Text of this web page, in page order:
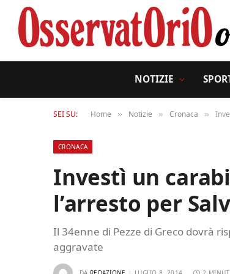
NOTIZIE
SEI SU: Home » Notizie » Cronaca »
CRONACA
Investì un
l’arresto per
Il 34enne di Pezze di Greco dovrà
aggravate